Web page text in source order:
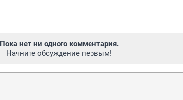
Пока нет ни одного комментария.
Начните обсуждение первым!